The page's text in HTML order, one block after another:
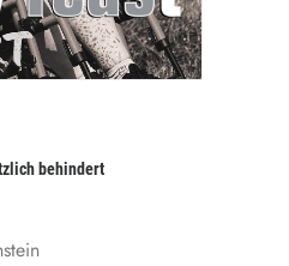
behindert